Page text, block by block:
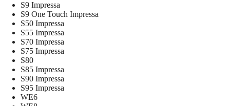
S9 Impressa
S9 One Touch Impressa
S50 Impressa
S55 Impressa
S70 Impressa
S75 Impressa
S80
S85 Impressa
S90 Impressa
S95 Impressa
WE6